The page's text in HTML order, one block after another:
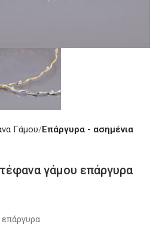
Γάμου Επάργυρα - ασημένια
γάμου επάργυρα